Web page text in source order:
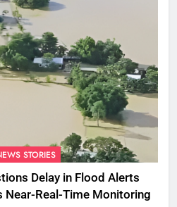
STORIES
Delay in Flood Alerts
Near-Real-Time Monitoring